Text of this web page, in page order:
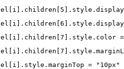
= "10px"